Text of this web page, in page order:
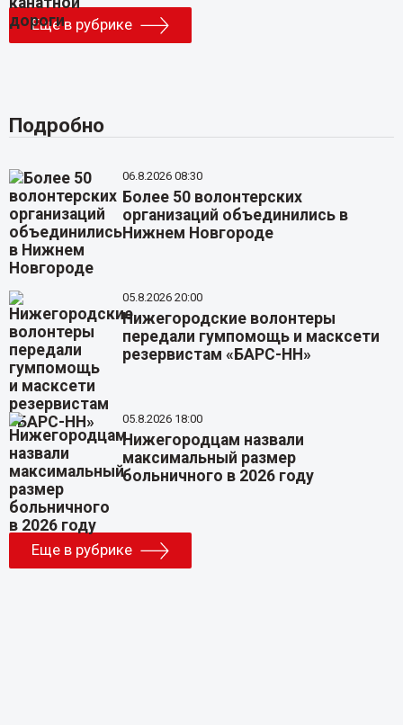
Еще в рубрике
Подробно
06.8.2026 08:30
Более 50 волонтерских
организаций объединились в
Нижнем Новгороде
05.8.2026 20:00
Нижегородские волонтеры
передали гумпомощь и масксети
резервистам «БАРС-НН»
05.8.2026 18:00
Нижегородцам назвали
максимальный размер
больничного в 2026 году
Еще в рубрике